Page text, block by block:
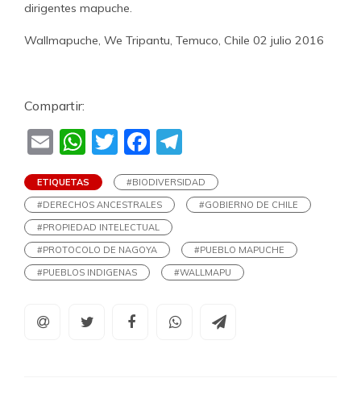
dirigentes mapuche.
Wallmapuche, We Tripantu, Temuco, Chile 02 julio 2016
Compartir:
EmailWhatsApp
TwitterFacebook
ETIQUETAS
#BIODIVERSIDAD
#DERECHOS ANCESTRALES
#GOBIERNO DE CHILE
#PROPIEDAD INTELECTUAL
#PROTOCOLO DE NAGOYA
#PUEBLO MAPUCHE
#PUEBLOS INDIGENAS
#WALLMAPU